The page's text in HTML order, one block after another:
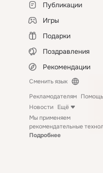
Публикации
Игры
Подарки
Поздравления
Рекомендации
Сменить язык
Рекламодателям Помощь
Новости Ещё
Мы применяем
рекомендательные
Подробнее